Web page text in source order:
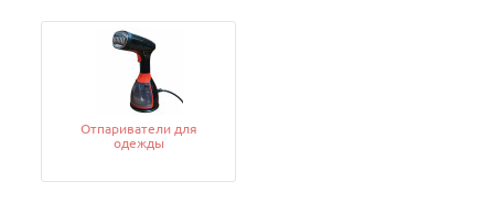
Отпариватели для
одежды